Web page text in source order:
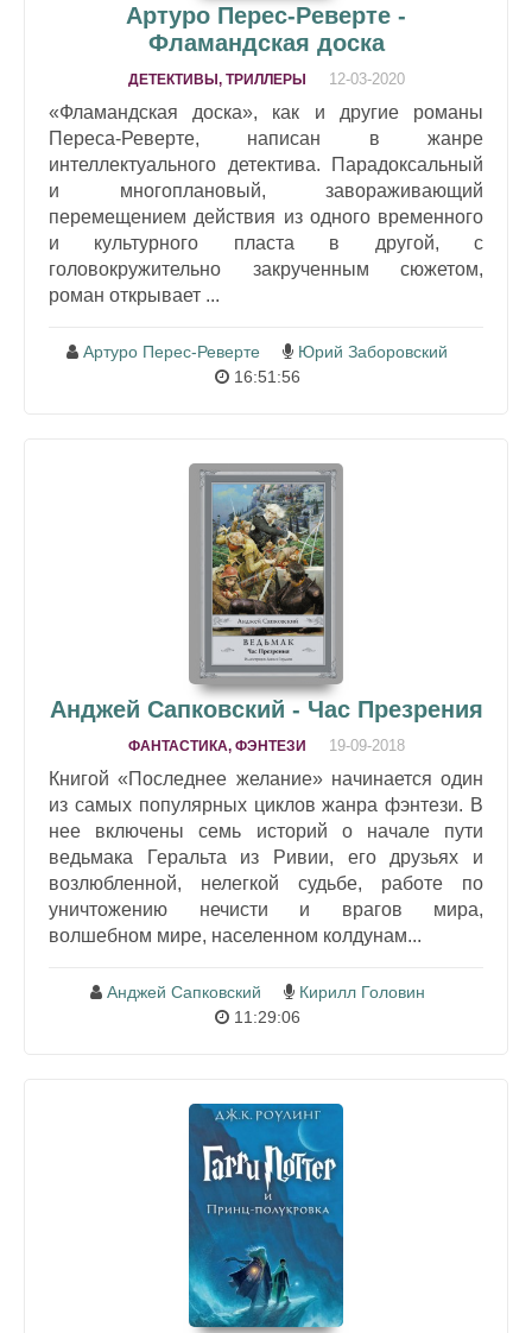
Артуро Перес-Реверте -
Фламандская доска
ДЕТЕКТИВЫ, ТРИЛЛЕРЫ 12-03-2020
«Фламандская доска», как и другие романы
Переса-Реверте, написан в жанре
интеллектуального детектива. Парадоксальный
и многоплановый, завораживающий
перемещением действия из одного временного
и культурного пласта в другой, с
головокружительно закрученным сюжетом,
роман открывает ...
Артуро Перес-Реверте
Юрий Заборовский
16:51:56
Анджей Сапковский - Час Презрения
ФАНТАСТИКА, ФЭНТЕЗИ 19-09-2018
Книгой «Последнее желание» начинается один
из самых популярных циклов жанра фэнтези. В
нее включены семь историй о начале пути
ведьмака Геральта из Ривии, его друзьях и
возлюбленной, нелегкой судьбе, работе по
уничтожению нечисти и врагов мира,
волшебном мире, населенном колдунам...
Анджей Сапковский
Кирилл Головин
11:29:06